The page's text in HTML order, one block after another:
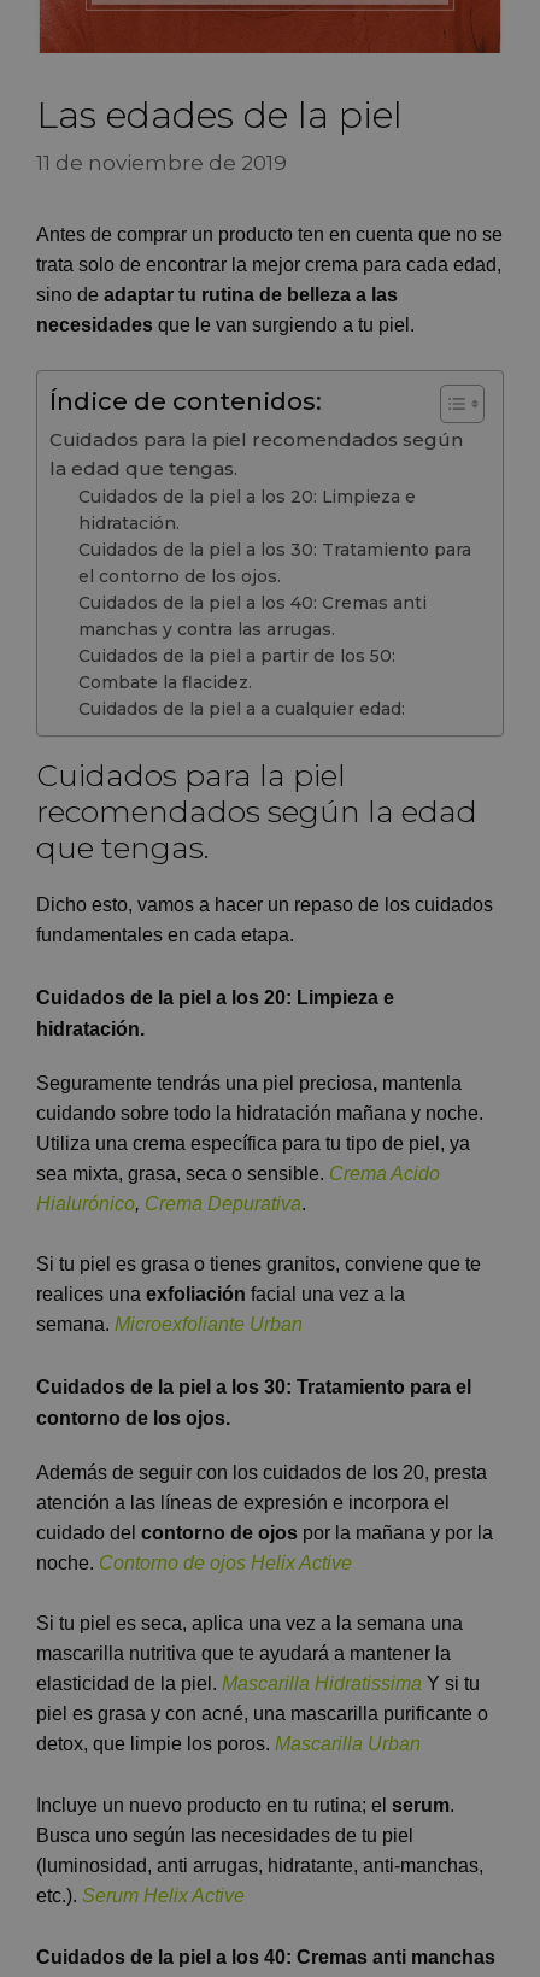
Las edades de la piel
11 de noviembre de 2019
Antes de comprar un producto ten en cuenta que no se
trata solo de encontrar la mejor crema para cada edad,
sino de adaptar tu rutina de belleza a las
necesidades que le van surgiendo a tu piel.
Índice de contenidos:
Cuidados para la piel recomendados según
la edad que tengas.
Cuidados de la piel a los 20: Limpieza e
hidratación.
Cuidados de la piel a los 30: Tratamiento para
el contorno de los ojos.
Cuidados de la piel a los 40: Cremas anti
manchas y contra las arrugas.
Cuidados de la piel a partir de los 50:
Combate la flacidez.
Cuidados de la piel a a cualquier edad:
Cuidados para la piel
recomendados según la edad
que tengas.
Dicho esto, vamos a hacer un repaso de los cuidados
fundamentales en cada etapa.
Cuidados de la piel a los 20: Limpieza e
hidratación.
Seguramente tendrás una piel preciosa, mantenla
cuidando sobre todo la hidratación mañana y noche.
Utiliza una crema específica para tu tipo de piel, ya
sea mixta, grasa, seca o sensible. Crema Acido
Hialurónico, Crema Depurativa.
Si tu piel es grasa o tienes granitos, conviene que te
realices una exfoliación facial una vez a la
semana. Microexfoliante Urban
Cuidados de la piel a los 30: Tratamiento para el
contorno de los ojos.
Además de seguir con los cuidados de los 20, presta
atención a las líneas de expresión e incorpora el
cuidado del contorno de ojos por la mañana y por la
noche. Contorno de ojos Helix Active
Si tu piel es seca, aplica una vez a la semana una
mascarilla nutritiva que te ayudará a mantener la
elasticidad de la piel. Mascarilla Hidratissima Y si tu
piel es grasa y con acné, una mascarilla purificante o
detox, que limpie los poros. Mascarilla Urban
Incluye un nuevo producto en tu rutina; el serum.
Busca uno según las necesidades de tu piel
(luminosidad, anti arrugas, hidratante, anti-manchas,
etc.). Serum Helix Active
Cuidados de la piel a los 40: Cremas anti manchas